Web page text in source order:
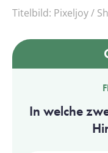
Titelbild: Pixeljoy /
In welche